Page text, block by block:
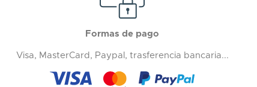
Formas de pago
Visa, MasterCard, Paypal, trasferencia bancaria...